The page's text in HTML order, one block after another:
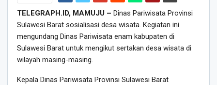
TELEGRAPH.ID, MAMUJU – Dinas Pariwisata Provinsi
Sulawesi Barat sosialisasi desa wisata. Kegiatan ini
mengundang Dinas Pariwisata enam kabupaten di
Sulawesi Barat untuk mengikut sertakan desa wisata di
wilayah masing-masing.
Kepala Dinas Pariwisata Provinsi Sulawesi Barat